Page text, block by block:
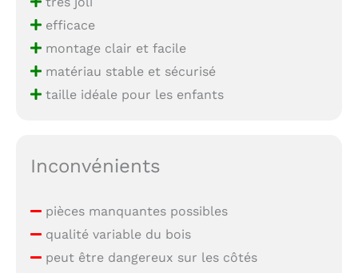
efficace
montage clair et facile
matériau stable et sécurisé
taille idéale pour les enfants
Inconvénients
pièces manquantes possibles
qualité variable du bois
peut être dangereux sur les côtés